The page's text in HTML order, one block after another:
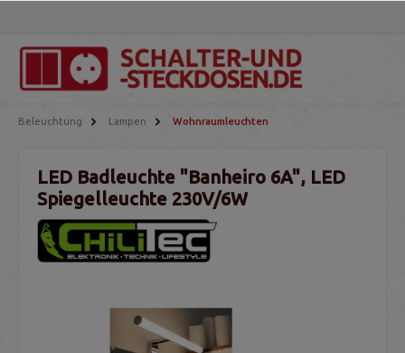
Beleuchtung Lampen Wohnraumleuchten
LED Badleuchte "Banheiro 6A", LED
Spiegelleuchte 230V/6W